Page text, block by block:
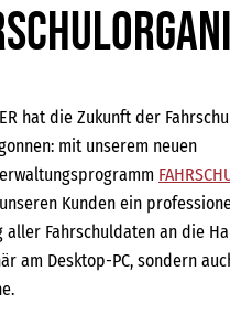
hat die Zukunft der
mit unserem neuen
Kunden ein
aller Fahrschuldaten an die
am Desktop-PC, sondern